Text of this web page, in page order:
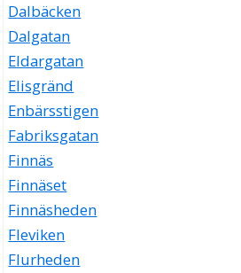
Dalbäcken
Dalgatan
Eldargatan
Elisgränd
Enbärsstigen
Fabriksgatan
Finnäs
Finnäset
Finnäsheden
Fleviken
Flurheden